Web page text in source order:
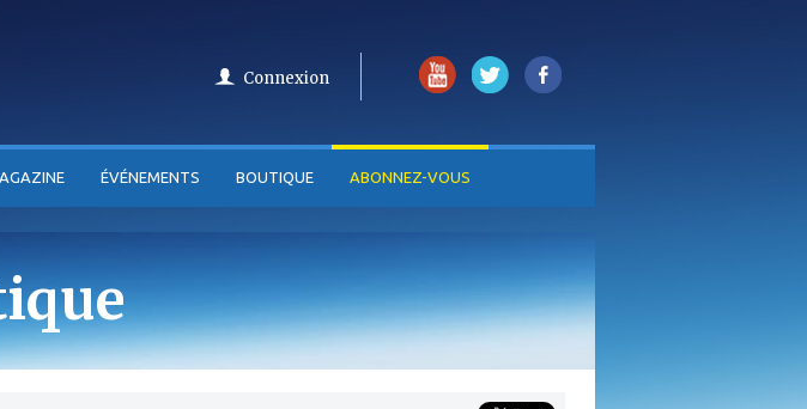
Connexion
ÉVÉNEMENTS BOUTIQUE ABONNEZ-VOUS